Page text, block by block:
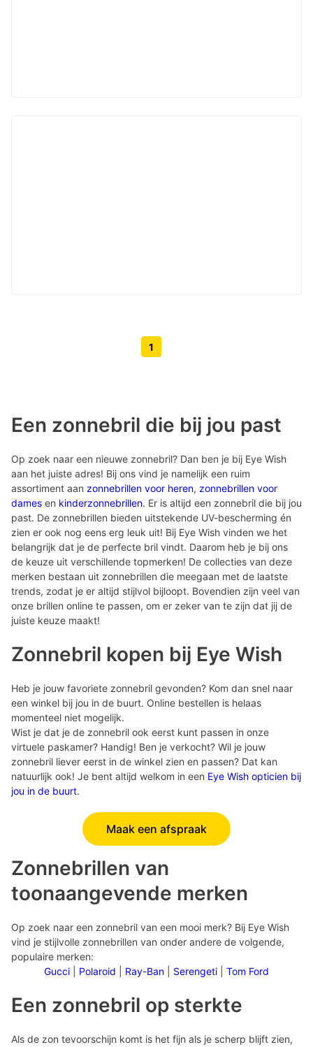
Vorige pagina knop
1
Een zonnebril die bij jou past
Op zoek naar een nieuwe zonnebril? Dan ben je bij Eye Wish
aan het juiste adres! Bij ons vind je namelijk een ruim
assortiment aan zonnebrillen voor heren, zonnebrillen voor
dames en kinderzonnebrillen. Er is altijd een zonnebril die bij jou
past. De zonnebrillen bieden uitstekende UV-bescherming én
zien er ook nog eens erg leuk uit! Bij Eye Wish vinden we het
belangrijk dat je de perfecte bril vindt. Daarom heb je bij ons
de keuze uit verschillende topmerken! De collecties van deze
merken bestaan uit zonnebrillen die meegaan met de laatste
trends, zodat je er altijd stijlvol bijloopt. Bovendien zijn veel van
onze brillen online te passen, om er zeker van te zijn dat jij de
juiste keuze maakt!
Zonnebril kopen bij Eye Wish
Heb je jouw favoriete zonnebril gevonden? Kom dan snel naar
een winkel bij jou in de buurt. Online bestellen is helaas
momenteel niet mogelijk.
Wist je dat je de zonnebril ook eerst kunt passen in onze
virtuele paskamer? Handig! Ben je verkocht? Wil je jouw
zonnebril liever eerst in de winkel zien en passen? Dat kan
natuurlijk ook! Je bent altijd welkom in een Eye Wish opticien bij
jou in de buurt.
Maak een afspraak
Zonnebrillen van
toonaangevende merken
Op zoek naar een zonnebril van een mooi merk? Bij Eye Wish
vind je stijlvolle zonnebrillen van onder andere de volgende,
populaire merken:
Gucci
Polaroid Ray-Ban Serengeti Tom Ford
Een zonnebril op sterkte
Als de zon tevoorschijn komt is het fijn als je scherp blijft zien,